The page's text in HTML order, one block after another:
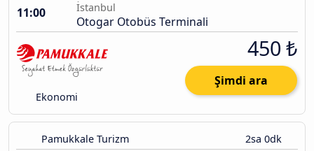
11:00
İstanbul
Otogar Otobüs Terminali
Ekonomi
450 ₺
Şimdi ara
Pamukkale Turizm 2sa 0dk